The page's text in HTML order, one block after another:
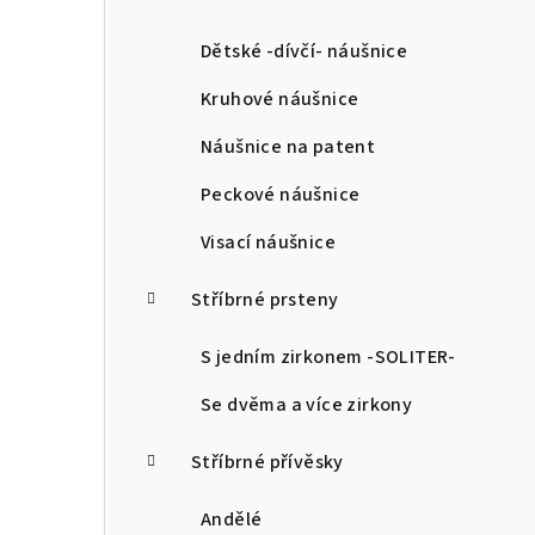
Dětské -dívčí- náušnice
Kruhové náušnice
Náušnice na patent
Peckové náušnice
Visací náušnice
Stříbrné prsteny
S jedním zirkonem -SOLITER-
Se dvěma a více zirkony
Stříbrné přívěsky
Andělé